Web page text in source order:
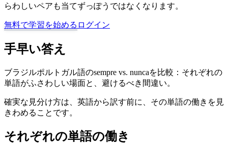
らわしいペアも当てずっぽうではなくなります。
無料で学習を始める ログイン
手早い答え
ブラジルポルトガル語のsempre vs. nuncaを比較：それぞれの
単語がふさわしい場面と、避けるべき間違い。
確実な見分け方は、英語から訳す前に、その単語の働きを見
きわめることです。
それぞれの単語の働き